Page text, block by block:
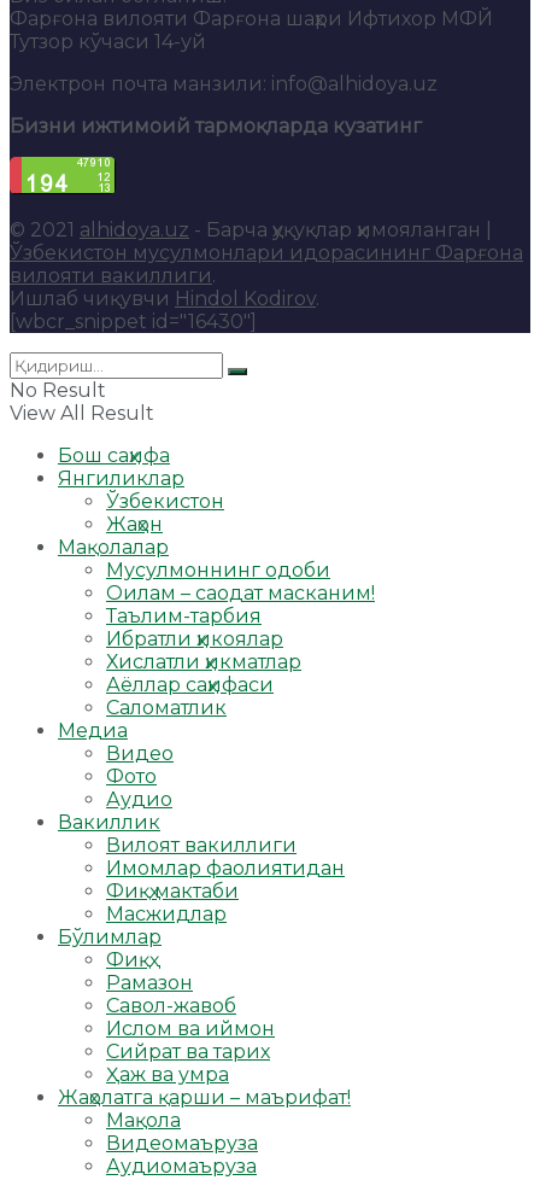
Фарғона вилояти Фарғона шаҳри Ифтихор МФЙ
Тутзор кўчаси 14-уй
Электрон почта манзили: info@alhidoya.uz
Бизни ижтимоий тармоқларда кузатинг
© 2021 alhidoya.uz - Барча ҳуқуқлар ҳимояланган |
Ўзбекистон мусулмонлари идорасининг Фарғона
вилояти вакиллиги.
Ишлаб чиқувчи Hindol Kodirov.
[wbcr_snippet id="16430"]
No Result
View All Result
Бош саҳифа
Янгиликлар
Ўзбекистон
Жаҳон
Мақолалар
Мусулмоннинг одоби
Оилам – саодат масканим!
Таълим-тарбия
Ибратли ҳикоялар
Хислатли ҳикматлар
Аёллар саҳифаси
Саломатлик
Медиа
Видео
Фото
Аудио
Вакиллик
Вилоят вакиллиги
Имомлар фаолиятидан
Фиқҳ мактаби
Масжидлар
Бўлимлар
Фиқҳ
Рамазон
Савол-жавоб
Ислом ва иймон
Сийрат ва тарих
Ҳаж ва умра
Жаҳолатга қарши – маърифат!
Мақола
Видеомаъруза
Аудиомаъруза